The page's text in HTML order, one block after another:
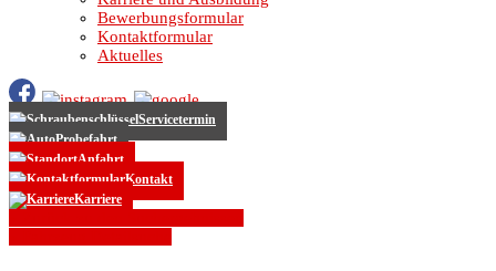
Bewerbungsformular
Kontaktformular
Aktuelles
Servicetermin
Probefahrt
Anfahrt
Kontakt
Karriere